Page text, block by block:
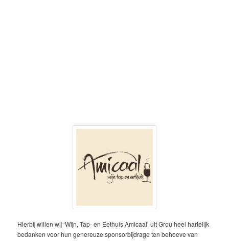
Hierbij willen wij ‘Wijn, Tap- en Eethuis Amicaal’ uit Grou heel hartelijk
bedanken voor hun genereuze sponsorbijdrage ten behoeve van